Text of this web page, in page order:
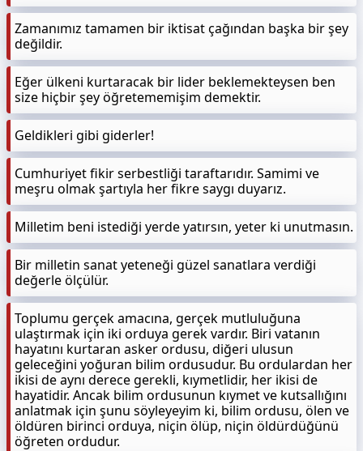
Zamanımız tamamen bir iktisat çağından başka bir şey
değildir.
Eğer ülkeni kurtaracak bir lider beklemekteysen ben
size hiçbir şey öğretememişim demektir.
Geldikleri gibi giderler!
Cumhuriyet fikir serbestliği taraftarıdır. Samimi ve
meşru olmak şartıyla her fikre saygı duyarız.
Milletim beni istediği yerde yatırsın, yeter ki unutmasın.
Bir milletin sanat yeteneği güzel sanatlara verdiği
değerle ölçülür.
Toplumu gerçek amacına, gerçek mutluluğuna
ulaştırmak için iki orduya gerek vardır. Biri vatanın
hayatını kurtaran asker ordusu, diğeri ulusun
geleceğini yoğuran bilim ordusudur. Bu ordulardan her
ikisi de aynı derece gerekli, kıymetlidir, her ikisi de
hayatidir. Ancak bilim ordusunun kıymet ve kutsallığını
anlatmak için şunu söyleyeyim ki, bilim ordusu, ölen ve
öldüren birinci orduya, niçin ölüp, niçin öldürdüğünü
öğreten ordudur.